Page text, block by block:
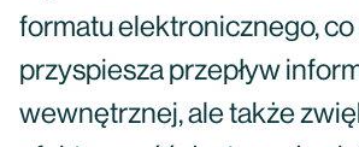
formatu elektronicznego,
przyspiesza przepływ
wewnętrznej, ale także